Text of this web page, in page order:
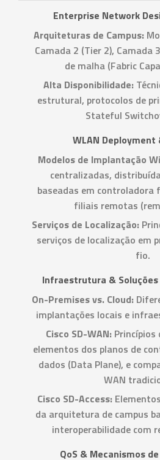
Enterprise Network
Arquiteturas de Campus:
Camada 2 (Tier 2), Camada
de malha (Fabric
Alta Disponibilidade:
estrutural, protocolos de
Stateful
WLAN Deployment
Modelos de Implantação
centralizadas,
baseadas em controladora
filiais remotas
Serviços de Localização:
serviços de localização em
fio.
Infraestrutura & Soluções
On-Premises vs. Cloud:
implantações locais e
Cisco SD-WAN:
elementos dos planos de
dados (Data Plane), e
WAN
Cisco SD-Access:
da arquitetura de campus
interoperabilidade com
QoS & Mecanismos